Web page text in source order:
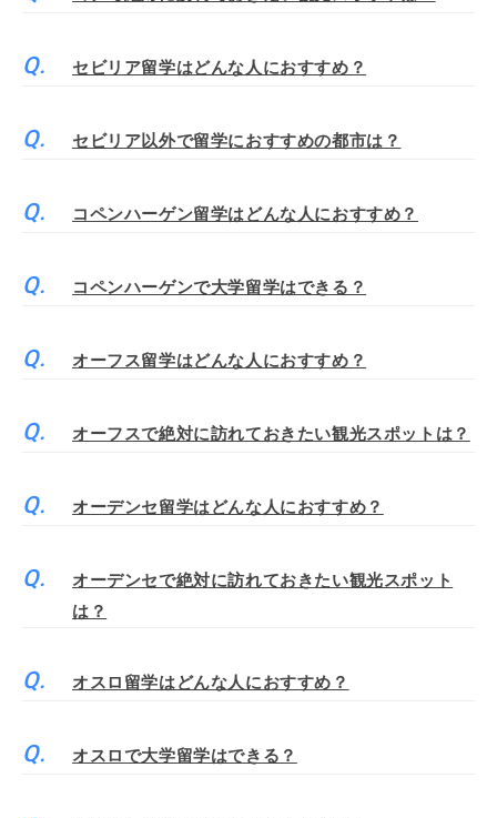
セビリア留学はどんな人におすすめ？
セビリア以外で留学におすすめの都市は？
コペンハーゲン留学はどんな人におすすめ？
コペンハーゲンで大学留学はできる？
オーフス留学はどんな人におすすめ？
オーフスで絶対に訪れておきたい観光スポットは？
オーデンセ留学はどんな人におすすめ？
オーデンセで絶対に訪れておきたい観光スポット
は？
オスロ留学はどんな人におすすめ？
オスロで大学留学はできる？